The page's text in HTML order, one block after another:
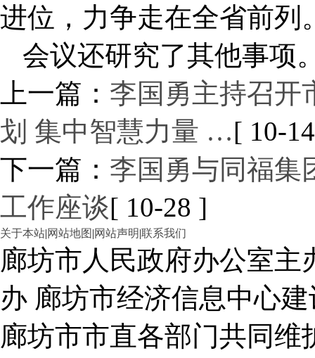
进位，力争走在全省前列
会议还研究了其他事项
上一篇： 李国勇主持召开
划 集中智慧力量 …[ 10-
下一篇： 李国勇与同福集
工作座谈[ 10-28 ]
关于本站|网站地图 |网站声明|联系我们
廊坊市人民政府办公室
办 廊坊市经济信息中心建
廊坊市市直各部门共同